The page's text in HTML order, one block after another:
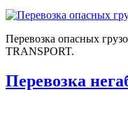
Перевозка опасных
TRANSPORT.
Перевозка